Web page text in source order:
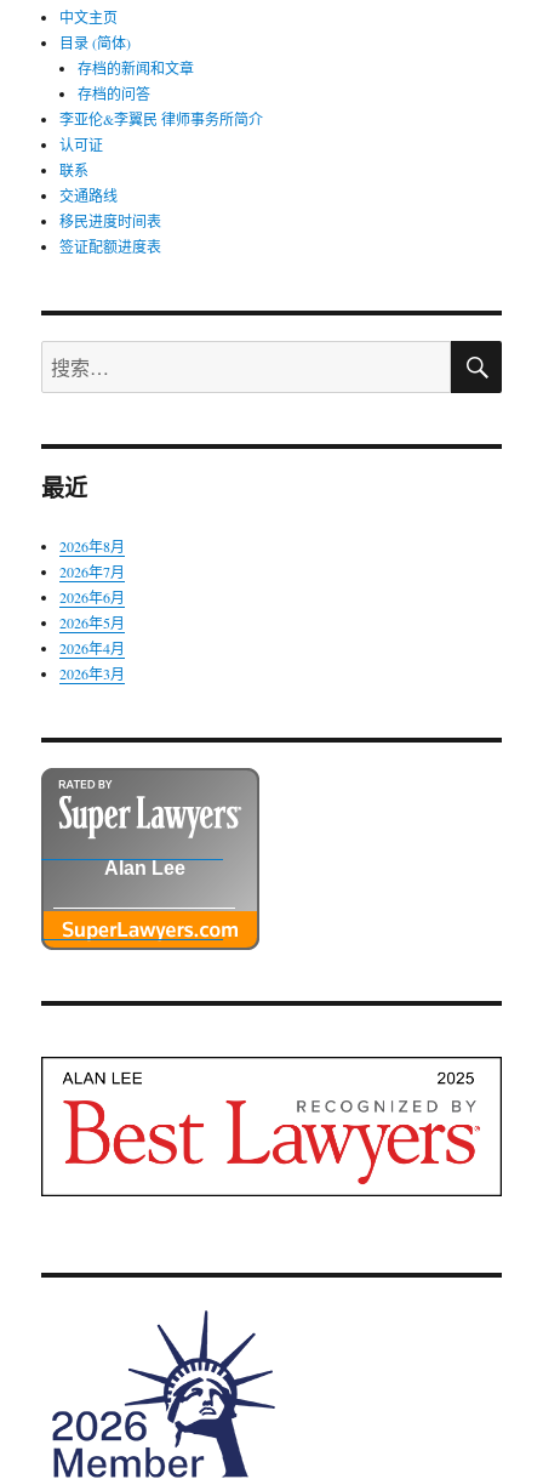
中文主页
目录 (简体)
存档的新闻和文章
存档的问答
李亚伦&李翼民 律师事务所简介
认可证
联系
交通路线
移民进度时间表
签证配额进度表
搜
索：
搜
最近
2026年8月
2026年7月
2026年6月
2026年5月
2026年4月
2026年3月
Alan Lee